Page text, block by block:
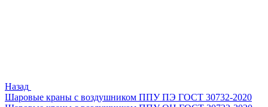
Назад
Шаровые краны с воздушником ППУ ПЭ ГОСТ 30732-2020